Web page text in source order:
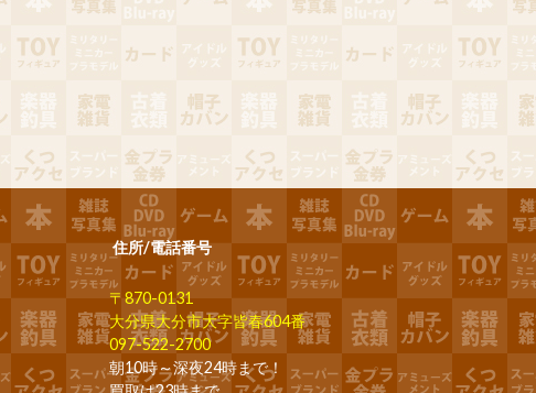
住所/電話番号
〒870-0131
大分県大分市大字皆春604番
097-522-2700
朝10時～深夜24時まで！